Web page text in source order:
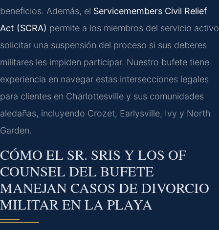
beneficios. Además, el Servicemembers Civil Relief
Act (SCRA) permite a los miembros del servicio activo
solicitar una suspensión del proceso si sus deberes
militares les impiden participar. Nuestro bufete tiene
experiencia en navegar estas intersecciones legales
para clientes en Charlottesville y sus comunidades
aledañas, incluyendo Crozet, Earlysville, Ivy y North
Garden.
CÓMO EL SR. SRIS Y LOS OF
COUNSEL DEL BUFETE
MANEJAN CASOS DE DIVORCIO
MILITAR EN LA PLAYA